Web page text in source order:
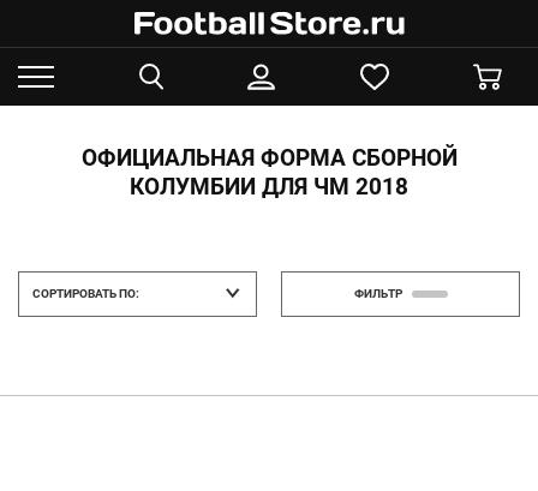
ОФИЦИАЛЬНАЯ ФОРМА СБОРНОЙ
КОЛУМБИИ ДЛЯ ЧМ 2018
СОРТИРОВАТЬ ПО: ФИЛЬТР